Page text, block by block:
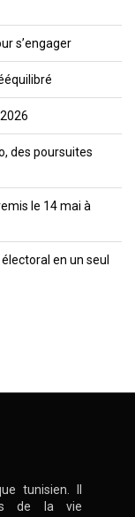
s’engager
des poursuites
le 14 mai à
en un seul
tunisien. Il
de la vie